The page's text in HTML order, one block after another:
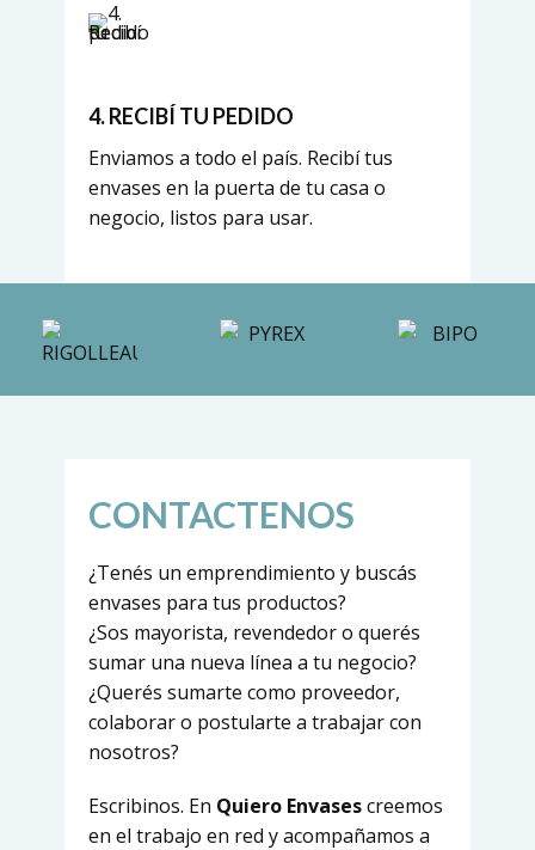
4. RECIBÍ TU PEDIDO
Enviamos a todo el país. Recibí tus
envases en la puerta de tu casa o
negocio, listos para usar.
CONTACTENOS
¿Tenés un emprendimiento y buscás
envases para tus productos?
¿Sos mayorista, revendedor o querés
sumar una nueva línea a tu negocio?
¿Querés sumarte como proveedor,
colaborar o postularte a trabajar con
nosotros?
Escribinos. En Quiero Envasescreemos
en el trabajo en red y acompañamos a